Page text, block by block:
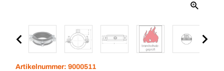
Artikelnummer: 9000511